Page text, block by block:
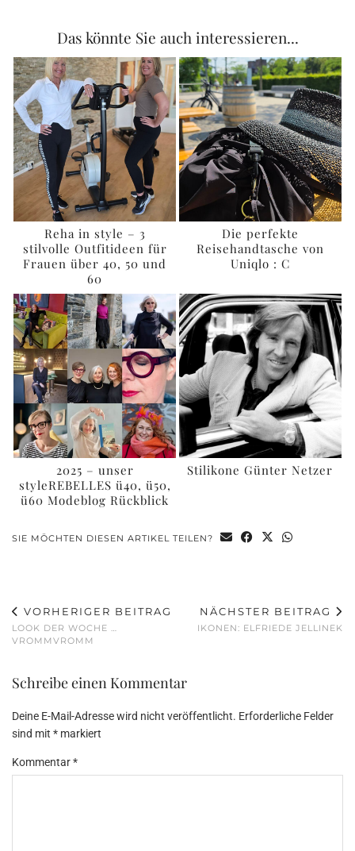
Das könnte Sie auch interessieren...
Reha in style – 3
stilvolle Outfitideen für
Frauen über 40, 50 und
60
Die perfekte
Reisehandtasche von
Uniqlo : C
2025 – unser
styleREBELLES ü40, ü50,
ü60 Modeblog Rückblick
Stilikone Günter Netzer
SIE MÖCHTEN DIESEN ARTIKEL TEILEN?
VORHERIGER BEITRAG
LOOK DER WOCHE …
VROMMVROMM
NÄCHSTER BEITRAG
IKONEN: ELFRIEDE JELLINEK
Schreibe einen Kommentar
Deine E-Mail-Adresse wird nicht veröffentlicht. Erforderliche Felder
sind mit * markiert
Kommentar*